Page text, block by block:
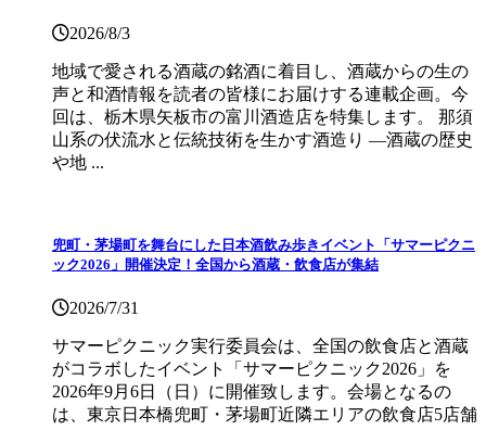
2026/8/3
地域で愛される酒蔵の銘酒に着目し、酒蔵からの生の
声と和酒情報を読者の皆様にお届けする連載企画。今
回は、栃木県矢板市の富川酒造店を特集します。 那須
山系の伏流水と伝統技術を生かす酒造り ―酒蔵の歴史
や地 ...
兜町・茅場町を舞台にした日本酒飲み歩きイベント「サマーピクニ
ック2026」開催決定！全国から酒蔵・飲食店が集結
2026/7/31
サマーピクニック実⾏委員会は、全国の飲⾷店と酒蔵
がコラボしたイベント「サマーピクニック2026」を
2026年9月6日（日）に開催致します。会場となるの
は、東京日本橋兜町・茅場町近隣エリアの飲食店5店舗